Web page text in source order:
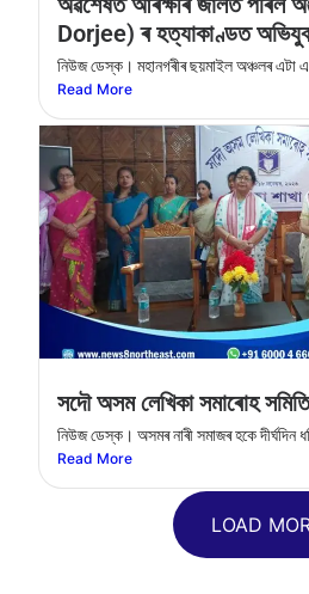
Dorjee) ৰ হত্যাকাণ্ডত
নিউজ ডেস্ক। মহানগৰীৰ ছয়মাইল অঞ্চলৰ এটা
Read More
সদৌ অসম লেখিকা সমাৰোহ
নিউজ ডেস্ক। অসমৰ নাৰী সমাজৰ হকে দীৰ্ঘদিন
Read More
LOAD